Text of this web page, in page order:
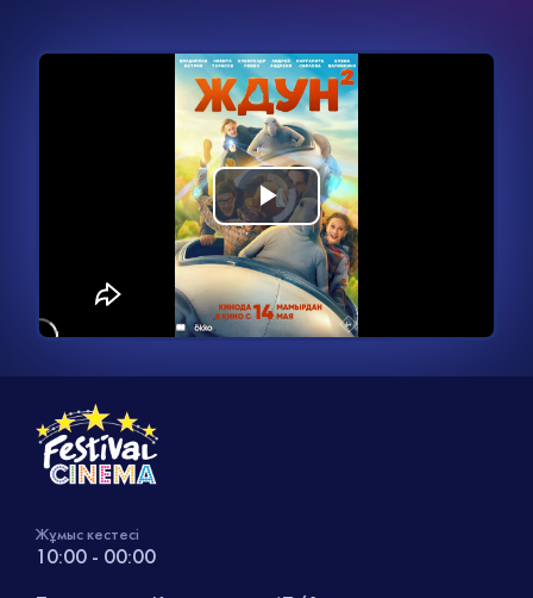
Видеоплеер
загружается.
Воспроизвести
видео
Жұмыс кестесі
10:00 - 00:00